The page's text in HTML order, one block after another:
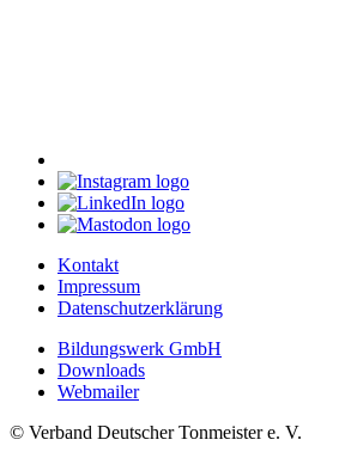
Kontakt
Impressum
Datenschutzerklärung
Bildungswerk GmbH
Downloads
Webmailer
© Verband Deutscher Tonmeister e. V.